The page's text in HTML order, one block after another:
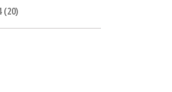
(20)